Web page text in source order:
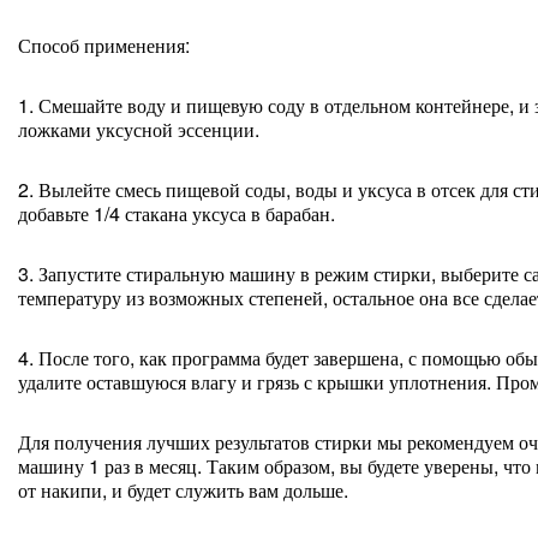
Способ применения:
1. Смешайте воду и пищевую соду в отдельном контейнере, и
ложками уксусной эссенции.
2. Вылейте смесь пищевой соды, воды и уксуса в отсек для
добавьте 1/4 стакана уксуса в барабан.
3. Запустите стиральную машину в режим стирки, выберите
температуру из возможных степеней, остальное она все
4. После того, как программа будет завершена, с помощью
удалите оставшуюся влагу и грязь с крышки уплотнения.
Для получения лучших результатов стирки мы рекомендуем
машину 1 раз в месяц. Таким образом, вы будете уверены,
от накипи, и будет служить вам дольше.